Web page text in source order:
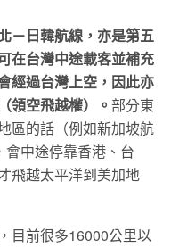
－日韓航線，亦是第五
在台灣中途載客並補充
經過台灣上空，因此亦
領空飛越權）。 部分東
區的話（例如新加坡航
中途停靠香港、台
飛越太平洋到美加地
目前很多16000公里以